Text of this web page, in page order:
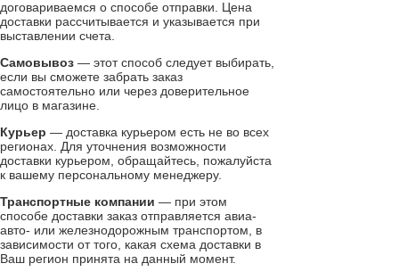
договариваемся о способе отправки. Цена
доставки рассчитывается и указывается при
выставлении счета.
Самовывоз — этот способ следует выбирать,
если вы сможете забрать заказ
самостоятельно или через доверительное
лицо в магазине.
Курьер — доставка курьером есть не во всех
регионах. Для уточнения возможности
доставки курьером, обращайтесь, пожалуйста
к вашему персональному менеджеру.
Транспортные компании — при этом
способе доставки заказ отправляется авиа-
авто- или железнодорожным транспортом, в
зависимости от того, какая схема доставки в
Ваш регион принята на данный момент.